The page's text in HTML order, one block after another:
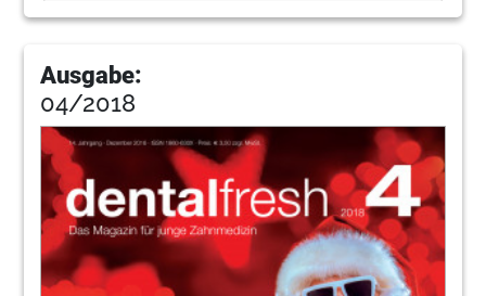
Ausgabe:
04/2018